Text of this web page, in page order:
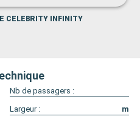
CELEBRITY INFINITY
Nb de passagers :
Largeur :
m